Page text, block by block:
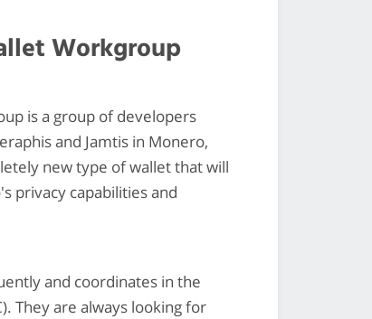
Workgroup
is a group of developers
and Jamtis in Monero,
new type of wallet that will
privacy capabilities and
and coordinates in the
They are always looking for